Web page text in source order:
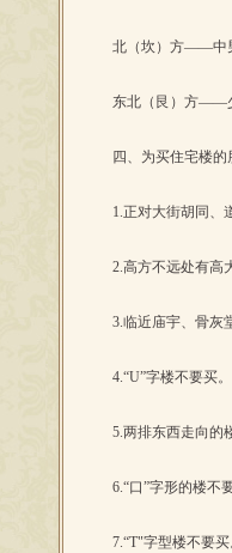
北（坎）方——中
东北（艮）方——
四、为买住宅楼
1.正对大街胡同、
2.高方不远处有高
3.临近庙宇、骨灰
4.“U”字楼不要买
5.两排东西走向的
6.“口”字形的楼不
7.“T"字型楼不要